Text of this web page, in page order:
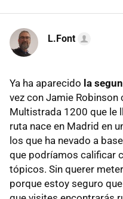
L.Font
Ya ha aparecido la
vez con Jamie Robinson
Multistrada 1200 que le
ruta nace en Madrid en
los que ha nevado a
que podríamos calificar
tópicos. Sin querer
porque estoy seguro